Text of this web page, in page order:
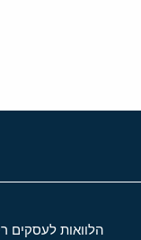
הלוואות לעסקים